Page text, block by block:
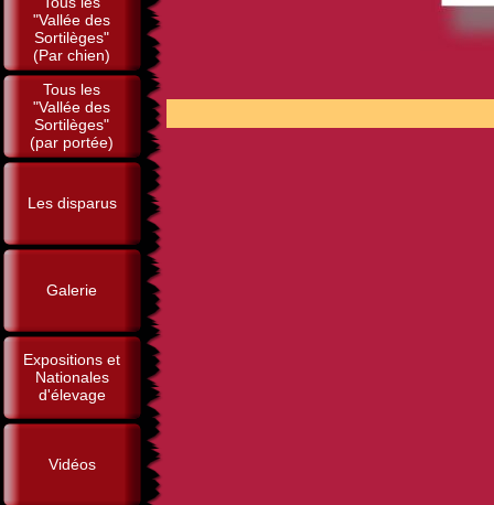
"Vallée des
Sortilèges"
(Par chien)
Tous les
"Vallée des
Sortilèges"
(par portée)
Les disparus
Galerie
Expositions et
Nationales
d'élevage
Vidéos